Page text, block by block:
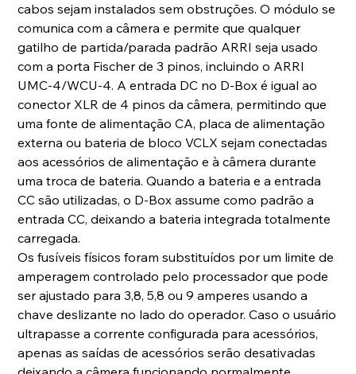
cabos sejam instalados sem obstruções. O módulo se
comunica com a câmera e permite que qualquer
gatilho de partida/parada padrão ARRI seja usado
com a porta Fischer de 3 pinos, incluindo o ARRI
UMC-4/WCU-4. A entrada DC no D-Box é igual ao
conector XLR de 4 pinos da câmera, permitindo que
uma fonte de alimentação CA, placa de alimentação
externa ou bateria de bloco VCLX sejam conectadas
aos acessórios de alimentação e à câmera durante
uma troca de bateria. Quando a bateria e a entrada
CC são utilizadas, o D-Box assume como padrão a
entrada CC, deixando a bateria integrada totalmente
carregada.
Os fusíveis físicos foram substituídos por um limite de
amperagem controlado pelo processador que pode
ser ajustado para 3,8, 5,8 ou 9 amperes usando a
chave deslizante no lado do operador. Caso o usuário
ultrapasse a corrente configurada para acessórios,
apenas as saídas de acessórios serão desativadas